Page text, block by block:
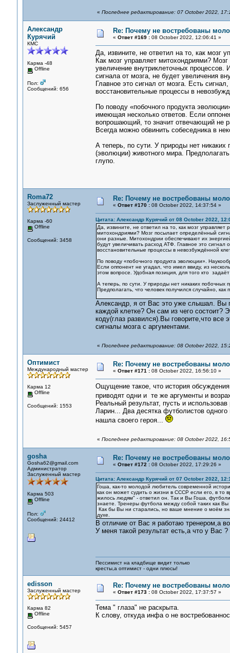
« Последнее редактирование: 07 October 2022,
Александр
Курячий
КМС
Карма -48
Offline
Пол:
Сообщений: 656
Re: Почему не востребованы
« Ответ #169 :08 October 2022, 12:06:41 »
Да, извините, не ответил на то, как мозг
Как мозг управляет митохондриями?
увеличение внутриклеточных
сигнала от мозга, не будет увеличения
Главное это сигнал от мозга. Есть
восстановительные процессы в
По поводу «побочного продукта
имеющая несколько ответов. Если
вопрошающий, то значит отвечающий не
Всегда можно обвинить собеседника в
А теперь, по сути. У природы нет
(эволюции) животного мира.
глупо.
Roma72
Заслуженный мастер
Карма -60
Offline
Сообщений: 3458
Re: Почему не востребованы
« Ответ #170 :08 October 2022, 14:37:54 »
Цитата: Александр Курячий от 08 October 2022,
Да, извините, не ответил на то, как мозг
митохондриями? Мозг посылает определённый
они разные. Митохондрии обеспечивают их
будут увеличивать расход АТФ. Главное это
восстановительные процессы в невозбуждённой
По поводу «побочного продукта эволюции».
Если оппонент не угадал, что имел ввиду, из
этом вопросе. Удобная позиция, для того кто
А теперь, по сути. У природы нет никаких
Предполагать, что человек получился случайно,
Александр, я от Вас это уже слышал. Вы
каждой клетке? Он сам из чего состоит?
коду(глаз развился).Вы говорите,что
сигналы мозга с аргументами.
« Последнее редактирование: 08 October 2022,
Оптимист
Международный мастер
Карма 12
Offline
Сообщений: 1553
Re: Почему не востребованы
« Ответ #171 :08 October 2022, 16:56:10 »
Ощущение такое, что история
приводят одни и те же аргументы и
Реальный результат, пусть и
Ларин... Два десятка футболистов
нашла своего героя...
« Последнее редактирование: 08 October 2022,
gosha
Gosha62@gmail.com
Администратор
Заслуженный мастер
Карма 503
Offline
Пол:
Сообщений: 24412
Re: Почему не востребованы
« Ответ #172 :08 October 2022, 17:29:26 »
Цитата: Александр Курячий от 07 October 2022,
Гоша, как-то молодой любитель современной
как он может судить о жизни в СССР если его, в то
жилось людям" - ответил он. Так и Вы Гоша,
знаете. Тренеры футбола между собой таких как
Как бы Вы ни старались, но ваше мнение о моём
духе.
В отличие от Вас я работаю тренером,а
У меня такой результат есть,а что у Вас
Пессимист на кладбище видит только
кресты,а оптимист - одни плюсы!
edisson
Заслуженный мастер
Карма 82
Offline
Сообщений: 5457
Re: Почему не востребованы
« Ответ #173 :08 October 2022, 17:37:57 »
Тема " глаза" не раскрыта.
К слову, откуда инфа о не